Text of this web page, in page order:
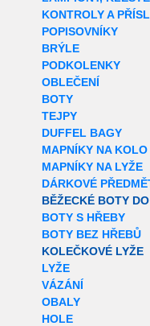
KONTROLY A
POPISOVNÍKY
BRÝLE
PODKOLENKY
OBLEČENÍ
BOTY
TEJPY
DUFFEL BAGY
MAPNÍKY NA KOLO
MAPNÍKY NA LYŽE
DÁRKOVÉ
BĚŽECKÉ BOTY
BOTY S HŘEBY
BOTY BEZ HŘEBŮ
KOLEČKOVÉ LYŽE
LYŽE
VÁZÁNÍ
OBALY
HOLE